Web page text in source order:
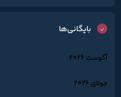
بایگانی‌ها
آگوست 2026
جولای 2026